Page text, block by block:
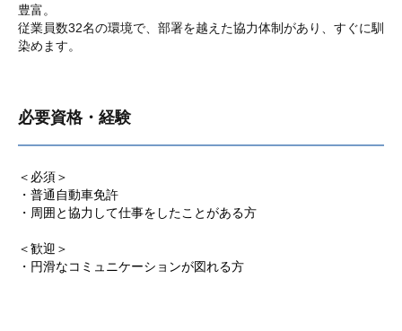
豊富。
従業員数32名の環境で、部署を越えた協力体制があり、すぐに馴
染めます。
必要資格・経験
＜必須＞
・普通自動車免許
・周囲と協力して仕事をしたことがある方
＜歓迎＞
・円滑なコミュニケーションが図れる方